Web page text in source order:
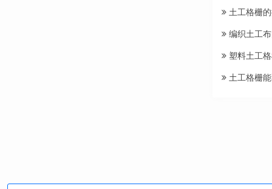
土工格栅
编织土工
塑料土工格
土工格栅